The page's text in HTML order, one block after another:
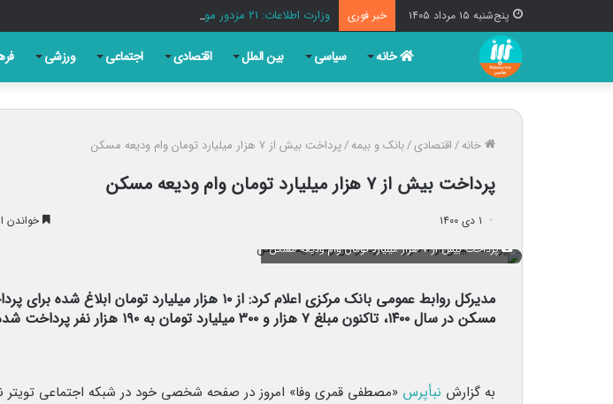
پنج‌شنبه ۱۵ مرداد ۱۴۰۵ خبر فوری وزارت اطلاعات: ۲۱ مزدور موساد و ۴ شرور مسلح در کرمان بازداشت شدند
خانه سیاسی بین الملل اقتصادی اجتماعی ورزشی
خانه/اقتصادی/بانک و بیمه/پرداخت بیش از ۷ هزار میلیارد تومان وام ودیعه مسکن
پرداخت بیش از ۷ هزار میلیارد تومان وام ودیعه مسکن
۱ دی ۱۴۰۰ خواندن این
پرداخت بیش از ۷ هزار میلیارد تومان وام ودیعه مسکن
مدیرکل روابط عمومی بانک مرکزی اعلام کرد: از ۱۰ هزار میلیارد
مسکن در سال ۱۴۰۰، تاکنون مبلغ ۷ هزار و ۳۰۰ میلیارد تومان به ۱۹۰ هزار نفر پرداخت شده است.
به گزارش نبأپرس «مصطفی قمری وفا» امروز در صفحه شخصی خود در شبکه اجتماعی